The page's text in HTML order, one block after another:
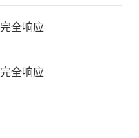
完全响应
完全响应